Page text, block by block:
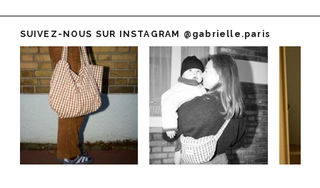
SUIVEZ-NOUS SUR INSTAGRAM @gabrielle.paris